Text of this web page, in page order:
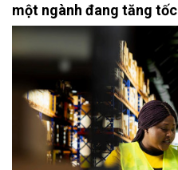
một ngành đang tăng tốc